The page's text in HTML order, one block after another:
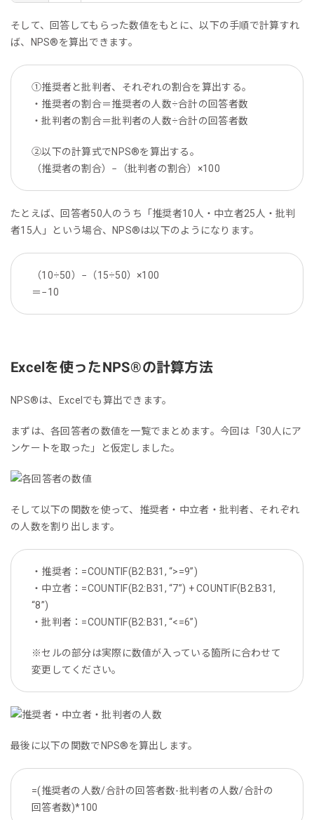
そして、回答してもらった数値をもとに、以下の手順で計算すれ
ば、NPS®を算出できます。
①推奨者と批判者、それぞれの割合を算出する。
・推奨者の割合＝推奨者の人数÷合計の回答者数
・批判者の割合＝批判者の人数÷合計の回答者数
②以下の計算式でNPS®を算出する。
（推奨者の割合）−（批判者の割合）×100
たとえば、回答者50人のうち「推奨者10人・中立者25人・批判
者15人」という場合、NPS®は以下のようになります。
（10÷50）−（15÷50）×100
＝−10
Excelを使ったNPS®の計算方法
NPS®は、Excelでも算出できます。
まずは、各回答者の数値を一覧でまとめます。今回は「30人にア
ンケートを取った」と仮定しました。
そして以下の関数を使って、推奨者・中立者・批判者、それぞれ
の人数を割り出します。
・推奨者：=COUNTIF(B2:B31, “>=9”)
・中立者：=COUNTIF(B2:B31, “7”) + COUNTIF(B2:B31,
“8”)
・批判者：=COUNTIF(B2:B31, “<=6”)
※セルの部分は実際に数値が入っている箇所に合わせて
変更してください。
最後に以下の関数でNPS®を算出します。
=(推奨者の人数/合計の回答者数-批判者の人数/合計の
回答者数)*100